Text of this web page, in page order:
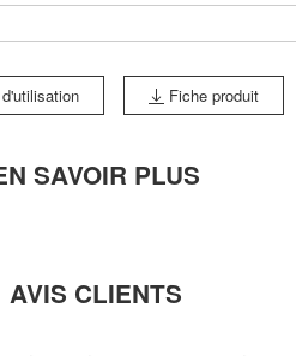
Fiche produit
SAVOIR PLUS
AVIS CLIENTS